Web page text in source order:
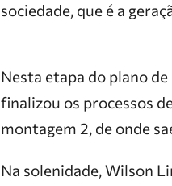
sociedade, que é a
Nesta etapa do plano
finalizou os processos
montagem 2, de onde
Na solenidade, Wilson